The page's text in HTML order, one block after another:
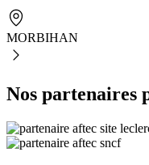
MORBIHAN
Nos partenaires